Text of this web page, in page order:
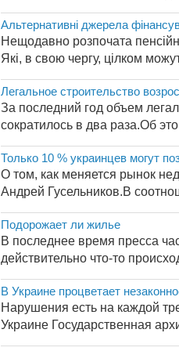
Альтернативні джерела
Нещодавно розпочата
Які, в свою чергу, цілком
Легальное строительство
За последний год объем
сократилось в два раза.Об
Только 10 % украинцев могут
О том, как меняется рынок
Андрей Гусельников.В
Подорожает ли жилье
В последнее время пресса
действительно что-то
В Украине процветает
Нарушения есть на каждой
Украине Государственная